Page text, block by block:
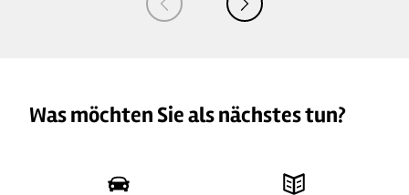
Was möchten Sie als nächstes tun?